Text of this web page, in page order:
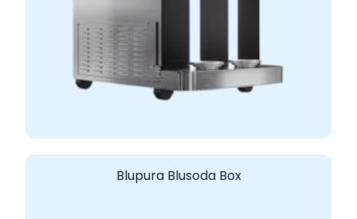
Blupura Blusoda Box